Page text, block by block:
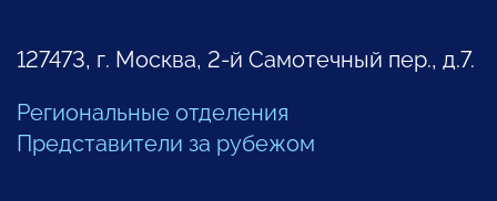
127473, г. Москва, 2-й Самотечный пер., д.7.
Региональные отделения
Представители за рубежом